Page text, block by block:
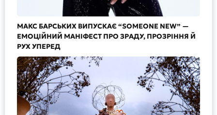
МАКС БАРСЬКИХ ВИПУСКАЄ “SOMEONE NEW” —
ЕМОЦІЙНИЙ МАНІФЕСТ ПРО ЗРАДУ, ПРОЗРІННЯ Й
РУХ УПЕРЕД